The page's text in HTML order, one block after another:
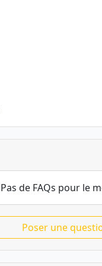
Pas de FAQs pour le
Poser une